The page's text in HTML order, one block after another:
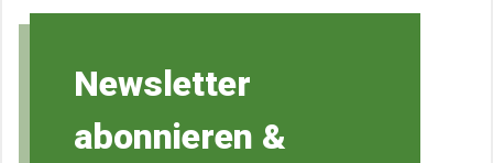
Newsletter
abonnieren &